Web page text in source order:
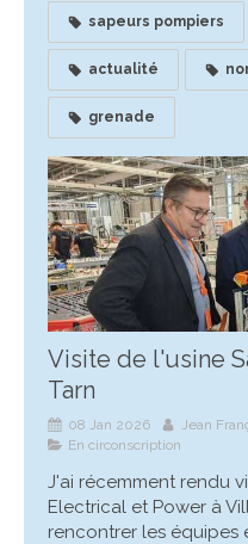
sapeurs pompiers
actualité
grenade
Visite de l'usine
Tarn
08 Jan 2026
Jean
En circonscription
J'ai récemment rendu
Electrical et Power à
rencontrer les équipes